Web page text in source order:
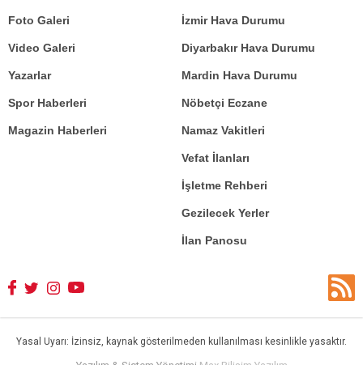
Foto Galeri
Video Galeri
Yazarlar
İzmir Hava Durumu
Diyarbakır Hava Durumu
Mardin Hava Durumu
Spor Haberleri
Magazin Haberleri
Nöbetçi Eczane
Namaz Vakitleri
Vefat İlanları
İşletme Rehberi
Gezilecek Yerler
İlan Panosu
Yasal Uyarı: İzinsiz, kaynak gösterilmeden kullanılması kesinlikle yasaktır.